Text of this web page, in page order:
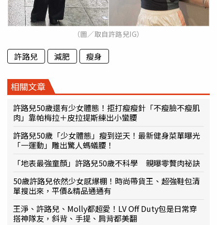
（圖／取自許路兒IG）
許路兒 減肥 瘦身
相關文章
許路兒50歲還有少女體態！拒打瘦瘦針「不瘦臉不瘦肌
肉」靠帕梅拉＋皮拉提斯練出小蠻腰
許路兒50歲「少女體態」瘦到逆天！最新健身菜單曝光
「一運動」雕出驚人螞蟻腰！
「地表最強童顏」許路兒50歲不科學 親曝零贅肉祕訣
50歲許路兒依然少女感爆棚！時尚帶貨王、超強鞋包清
單搜出來，平價&精品通通有
王淨、許路兒、Molly都超愛！LV Off Duty包是日常穿
搭神隊友，斜背、手提、肩背都美翻